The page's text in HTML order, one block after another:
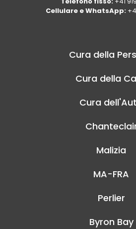
Cellulare e WhatsApp:
Cura della
Cura della
Cura
Malizia
MA-FRA
Perlier
Byron Bay